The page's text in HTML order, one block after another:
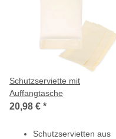
Schutzserviette mit
Auffangtasche
20,98 € *
Schutzservietten aus